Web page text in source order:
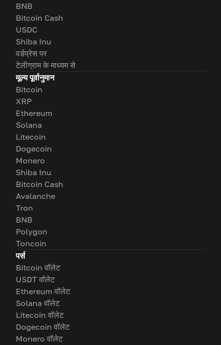
BNB
Bitcoin Cash
USDC
Shiba Inu
वर्डप्रेस पर
टेलीग्राम के माध्यम से
मूल्य पूर्वानुमान
Bitcoin
XRP
Ethereum
Solana
Litecoin
Dogecoin
Monero
Shiba Inu
Bitcoin Cash
Avalanche
Tron
BNB
Polygon
Toncoin
पर्स
Bitcoin वॉलेट
USDT वॉलेट
Ethereum वॉलेट
Solana वॉलेट
Litecoin वॉलेट
Dogecoin वॉलेट
Monero वॉलेट